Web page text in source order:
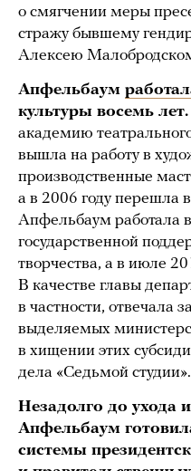
о смягчении меры
стражу бывшему
Алексею
Апфельбаум
культуры восемь лет.
академию
вышла на работу в
производственные
а в 2006 году перешла
Апфельбаум работала
государственной
творчества, а в июле
В качестве главы
в частности, отвечала
выделяемых
в хищении этих
дела «Седьмой студии».
Незадолго до ухода
Апфельбаум
системы